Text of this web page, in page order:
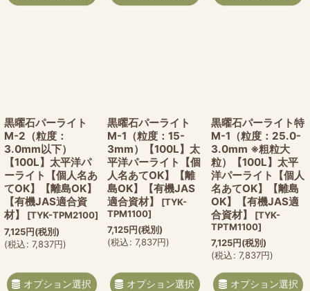
黒曜石パーライト
M-2（粒度：
3.0mm以下）
【100L】太平洋パ
ーライト【個人名あ
てOK】【離島OK】
【有機JAS適合資
材】
[TYK-TPM2100]
7,125円(税別)
(税込: 7,837円)
オプション選択
黒曜石パーライト
M-1（粒度：15-
3mm）【100L】太
平洋パーライト【個
人名あてOK】【離
島OK】【有機JAS
適合資材】
[TYK-
TPM1100]
7,125円(税別)
(税込: 7,837円)
オプション選択
黒曜石パーライト特
M-1（粒度：25.0-
3.0mm ※粗粒大
粒）【100L】太平
洋パーライト【個人
名あてOK】【離島
OK】【有機JAS適
合資材】
[TYK-
TPTM1100]
7,125円(税別)
(税込: 7,837円)
オプション選択